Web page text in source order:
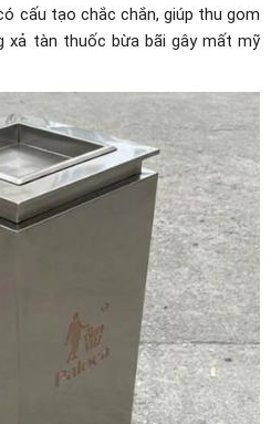
cấu tạo chắc chắn, giúp thu gom
xả tàn thuốc bừa bãi gây mất mỹ